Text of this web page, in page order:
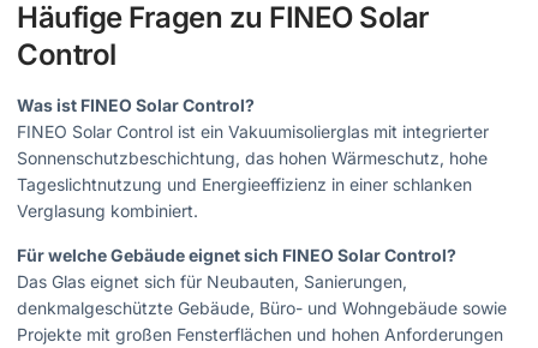
Häufige Fragen zu FINEO Solar
Control
Was ist FINEO Solar Control?
FINEO Solar Control ist ein Vakuumisolierglas mit integrierter
Sonnenschutzbeschichtung, das hohen Wärmeschutz, hohe
Tageslichtnutzung und Energieeffizienz in einer schlanken
Verglasung kombiniert.
Für welche Gebäude eignet sich FINEO Solar Control?
Das Glas eignet sich für Neubauten, Sanierungen,
denkmalgeschützte Gebäude, Büro- und Wohngebäude sowie
Projekte mit großen Fensterflächen und hohen Anforderungen